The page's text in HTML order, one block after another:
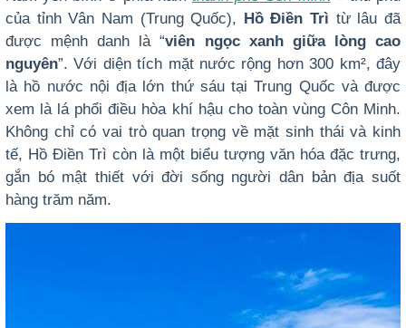
của tỉnh Vân Nam (Trung Quốc), Hồ Điền Trì từ lâu đã
được mệnh danh là “viên ngọc xanh giữa lòng cao
nguyên”. Với diện tích mặt nước rộng hơn 300 km², đây
là hồ nước nội địa lớn thứ sáu tại Trung Quốc và được
xem là lá phổi điều hòa khí hậu cho toàn vùng Côn Minh.
Không chỉ có vai trò quan trọng về mặt sinh thái và kinh
tế, Hồ Điền Trì còn là một biểu tượng văn hóa đặc trưng,
gắn bó mật thiết với đời sống người dân bản địa suốt
hàng trăm năm.